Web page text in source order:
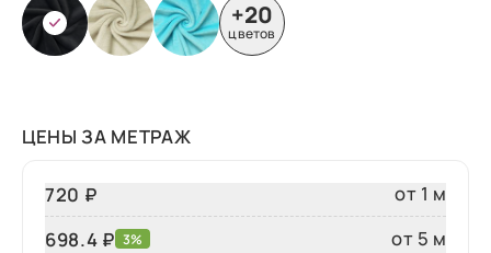
+20
цветов
ЦЕНЫ ЗА МЕТРАЖ
720 ₽
от 1 м
698.4 ₽ 3%
от 5 м